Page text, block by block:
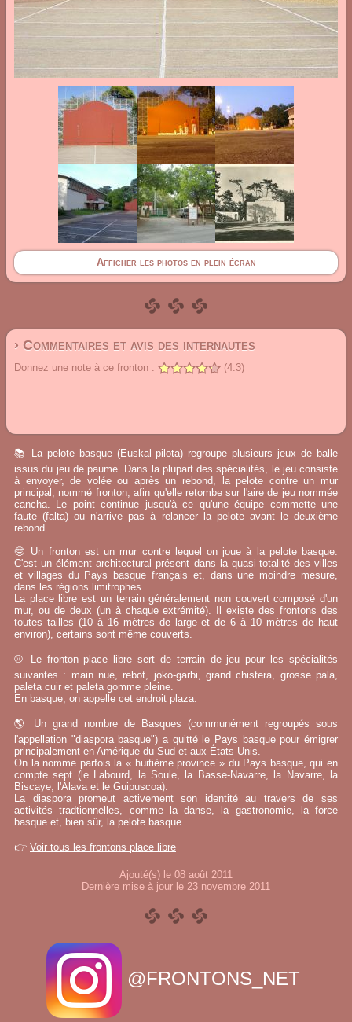
Afficher les photos en plein écran
› Commentaires et avis des internautes
Donnez une note à ce fronton : (4.3)
📚 La pelote basque (Euskal pilota) regroupe plusieurs jeux de balle
issus du jeu de paume. Dans la plupart des spécialités, le jeu consiste
à envoyer, de volée ou après un rebond, la pelote contre un mur
principal, nommé fronton, afin qu'elle retombe sur l'aire de jeu nommée
cancha. Le point continue jusqu'à ce qu'une équipe commette une
faute (falta) ou n'arrive pas à relancer la pelote avant le deuxième
rebond.
🤓 Un fronton est un mur contre lequel on joue à la pelote basque.
C'est un élément architectural présent dans la quasi-totalité des villes
et villages du Pays basque français et, dans une moindre mesure,
dans les régions limitrophes.
La place libre est un terrain généralement non couvert composé d'un
mur, ou de deux (un à chaque extrémité). Il existe des frontons des
toutes tailles (10 à 16 mètres de large et de 6 à 10 mètres de haut
environ), certains sont même couverts.
⚾ Le fronton place libre sert de terrain de jeu pour les spécialités
suivantes : main nue, rebot, joko-garbi, grand chistera, grosse pala,
paleta cuir et paleta gomme pleine.
En basque, on appelle cet endroit plaza.
🌎 Un grand nombre de Basques (communément regroupés sous
l'appellation "diaspora basque") a quitté le Pays basque pour émigrer
principalement en Amérique du Sud et aux États-Unis.
On la nomme parfois la « huitième province » du Pays basque, qui en
compte sept (le Labourd, la Soule, la Basse-Navarre, la Navarre, la
Biscaye, l'Alava et le Guipuscoa).
La diaspora promeut activement son identité au travers de ses
activités tradtionnelles, comme la danse, la gastronomie, la force
basque et, bien sûr, la pelote basque.
👉 Voir tous les frontons place libre
Ajouté(s) le 08 août 2011
Dernière mise à jour le 23 novembre 2011
@FRONTONS_NET